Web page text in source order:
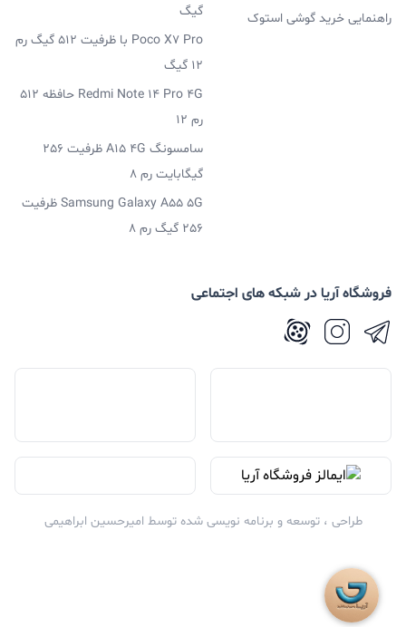
راهنمایی خرید گوشی استوک
گیگ
Poco X7 Pro با ظرفیت 512 گیگ رم
12 گیگ
Redmi Note 14 Pro 4G حافظه 512
رم 12
سامسونگ A15 4G ظرفیت 256
گیگابایت رم 8
Samsung Galaxy A55 5G ظرفیت
256 گیگ رم 8
فروشگاه آریا در شبکه های اجتماعی
طراحی ، توسعه و برنامه نویسی شده توسط امیرحسین ابراهیمی